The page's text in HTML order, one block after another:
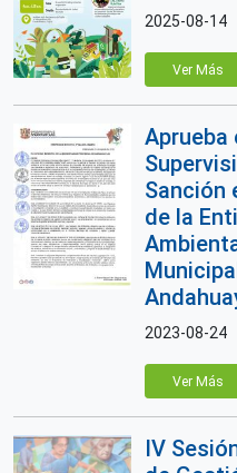
2025-08-14
Ver Más
Aprueba
Sanción
de la
2023-08-24
Ver Más
IV